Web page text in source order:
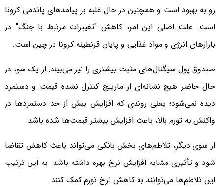
رو به بهبود است و همچنین در حال غلبه بر پیامدهای پاندمی کرونا
است. علت اصلی این امر، کاهش "تغییرات مرتبط با جنگ" در
بازارهای انرژی و مواد غذایی و پایان قرنطینه کرونا در چین است.
صندوق پول سیگنال‌های مثبت بیشتری را نیز می‌بیند: از یک سو، در
حال حاضر هیچ نشانه‌ای از مارپیچ کنترل نشده قیمت و دستمزد
دیده نمی‌شود؛ یعنی روندی که افزایش بیش از حد دستمزدها در
واکنش به تورم بالا، باعث افزایش بیشتر قیمت‌ها شده باشد.
از سوی دیگر، تلاطم‌های بخش بانکی می‌تواند باعث کاهش تقاضا
شود و تأثیری مشابه افزایش نرخ بهره داشته باشد. به این ترتیب
این تلاطم‌ها می‌توانند به کاهش نرخ تورم کمک کنند.